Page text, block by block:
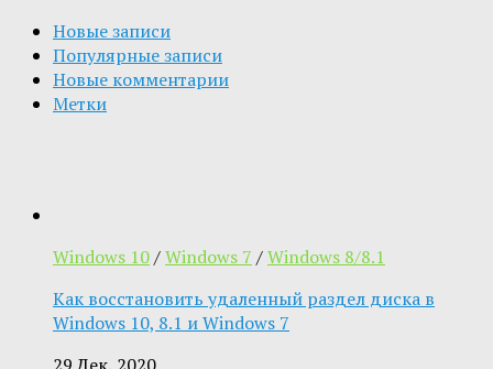
Новые записи
Популярные записи
Новые комментарии
Метки
Windows 10/Windows 7 /Windows 8/8.1
Как восстановить удаленный раздел диска в
Windows 10, 8.1 и Windows 7